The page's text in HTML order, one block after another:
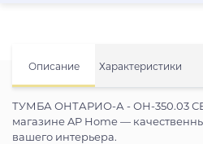
Описание Характеристики
ТУМБА ОНТАРИО-А - ОН-350.03
магазине AP Home —
вашего интерьера.